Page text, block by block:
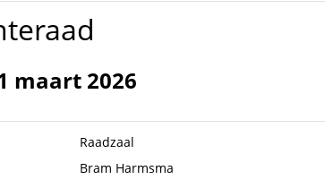
maart 2026
Raadzaal
Bram Harmsma